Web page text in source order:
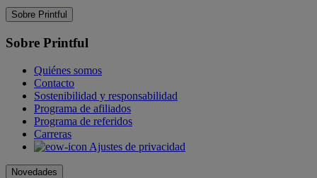
Sobre Printful
Sobre Printful
Quiénes somos
Contacto
Sostenibilidad y responsabilidad
Programa de afiliados
Programa de referidos
Carreras
Ajustes de privacidad
Novedades